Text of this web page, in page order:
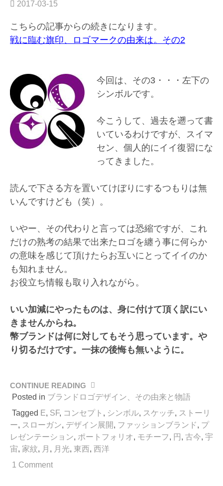
2017-03-15
こちらの記事からの続きになります。
戦に臨む旗印、ロゴマークの由来は。その2
今回は、その3・・・左下の
シンボルです。
今こうして、過去を遡って書
いているわけですが、スイマ
セン、個人的にイイ復習にな
ってきました。
読んで下さる方を置いてけぼりにするつもりは無
いんですけども（笑）。
いやー、その代わりと言っては恐縮ですが、これ
だけの熟考の結果で出来たロゴを纏う事に何らか
の意味を感じて頂けたらお互いにとってイイのか
も知れません。
お役立ち情報も取り入れながら。
いい加減にやったものは、身に付けて頂く訳にい
きませんからね。
幣ブランドは何に対してもそう思っています。や
り切るだけです。一抹の後悔も無いように。
CONTINUE READING
“戦
に
臨
む
旗
印、
ロ
Posted in ブランドロゴデザイン、その由来と物語
Tagged E, SF, コンセプト , シンボル, スケッチ, ストーリ
ー, スローガン, デザイン展開, ファッションブランド, プ
レゼンテーション, ポートフォリオ, モチーフ, 円 , 古今, 宇
宙, 家紋, 月 , 月光, 東西, 西洋
1 Comment